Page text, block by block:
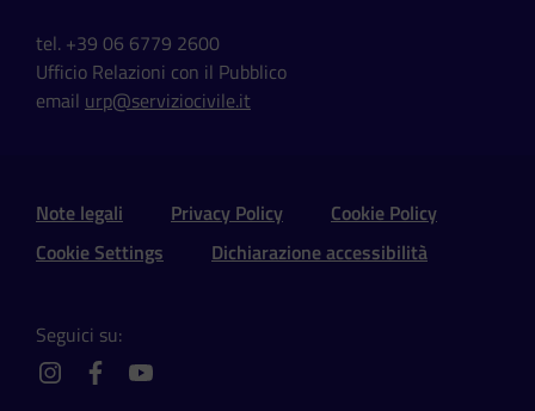
tel. +39 06 6779 2600
Ufficio Relazioni con il Pubblico
email urp@serviziocivile.it
Sezione Link Utili e Social
Note legali Privacy Policy
Cookie Policy
Cookie Settings
Dichiarazione accessibilità
Seguici su:
instagramfacebookyoutube